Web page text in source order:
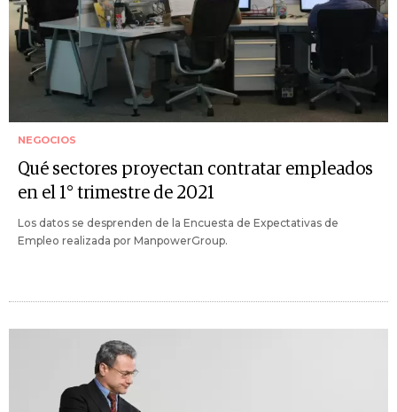
NEGOCIOS
Qué sectores proyectan contratar empleados
en el 1° trimestre de 2021
Los datos se desprenden de la Encuesta de Expectativas de
Empleo realizada por ManpowerGroup.